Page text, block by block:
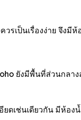
รเป็นเรื่องง่าย จึง
ยังมีพื้นที่ส่วนกลา
ดเช่นเดียวกัน มีห้